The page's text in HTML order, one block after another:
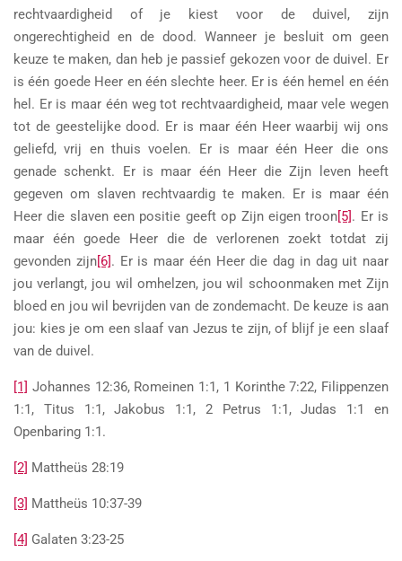
rechtvaardigheid of je kiest voor de duivel, zijn
ongerechtigheid en de dood. Wanneer je besluit om geen
keuze te maken, dan heb je passief gekozen voor de duivel. Er
is één goede Heer en één slechte heer. Er is één hemel en één
hel. Er is maar één weg tot rechtvaardigheid, maar vele wegen
tot de geestelijke dood. Er is maar één Heer waarbij wij ons
geliefd, vrij en thuis voelen. Er is maar één Heer die ons
genade schenkt. Er is maar één Heer die Zijn leven heeft
gegeven om slaven rechtvaardig te maken. Er is maar één
Heer die slaven een positie geeft op Zijn eigen troon[5]. Er is
maar één goede Heer die de verlorenen zoekt totdat zij
gevonden zijn[6]. Er is maar één Heer die dag in dag uit naar
jou verlangt, jou wil omhelzen, jou wil schoonmaken met Zijn
bloed en jou wil bevrijden van de zondemacht. De keuze is aan
jou: kies je om een slaaf van Jezus te zijn, of blijf je een slaaf
van de duivel.
[1] Johannes 12:36, Romeinen 1:1, 1 Korinthe 7:22, Filippenzen
1:1, Titus 1:1, Jakobus 1:1, 2 Petrus 1:1, Judas 1:1 en
Openbaring 1:1.
[2] Mattheüs 28:19
[3] Mattheüs 10:37-39
[4] Galaten 3:23-25